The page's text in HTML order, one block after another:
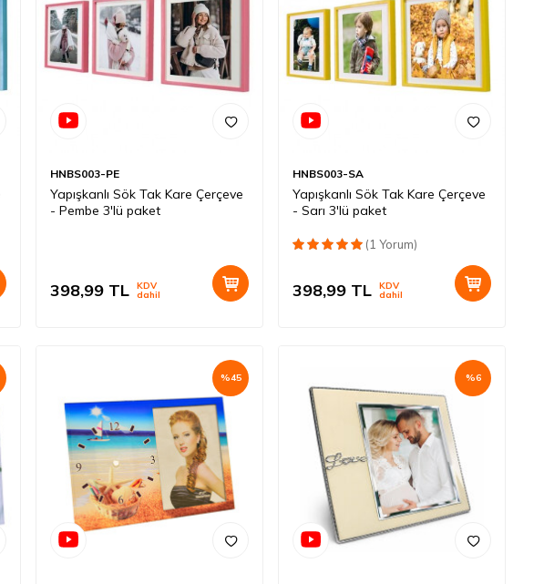
HNBS003-PE
Yapışkanlı Sök Tak Kare Çerçeve
- Pembe 3'lü paket
398,99 TL KDV
dahil
HNBS003-SA
Yapışkanlı Sök Tak Kare Çerçeve
- Sarı 3'lü paket
(1 Yorum)
398,99 TL KDV
dahil
%45 %6